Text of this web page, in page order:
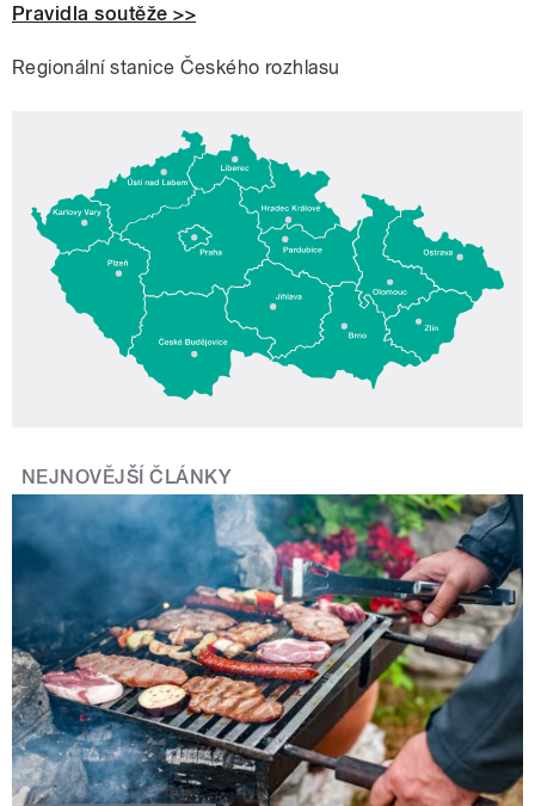
Pravidla soutěže >>
Regionální stanice Českého rozhlasu
NEJNOVĚJŠÍ ČLÁNKY